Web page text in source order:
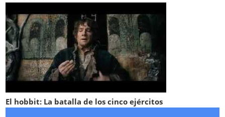
El hobbit: La batalla de los cinco ejércitos